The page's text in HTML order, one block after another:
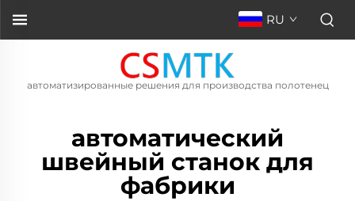
RU
автоматизированные решения для производства полотенец
автоматический
швейный станок для
фабрики